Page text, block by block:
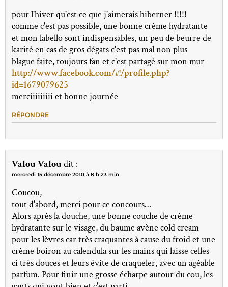
pour l'hiver qu'est ce que j'aimerais hiberner !!!!!
comme c'est pas possible, une bonne crème hydratante
et mon labello sont indispensables, un peu de beurre de
karité en cas de gros dégats c'est pas mal non plus
blague faite, toujours fan et c'est partagé sur mon mur
http://www.facebook.com/#!/profile.php?
id=1679079625
merciiiiiiiii et bonne journée
RÉPONDRE
Valou Valou dit :
mercredi 15 décembre 2010 à 8 h 23 min
Coucou,
tout d'abord, merci pour ce concours…
Alors après la douche, une bonne couche de crème
hydratante sur le visage, du baume avène cold cream
pour les lèvres car très craquantes à cause du froid et une
crème boiron au calendula sur les mains qui laisse celles
ci très douces et leurs évite de craqueler, avec un agéable
parfum. Pour finir une grosse écharpe autour du cou, les